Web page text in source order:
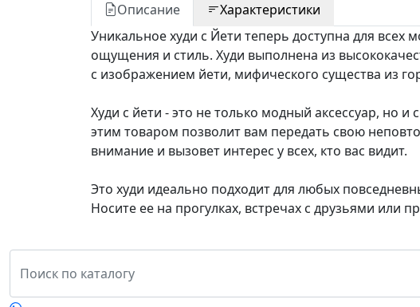
Описание
Характеристики
Уникальное худи с Йети теперь доступна для
ощущения и стиль. Худи выполнена из
с изображением йети, мифического существа из
Худи с йети - это не только модный аксессуар,
этим товаром позволит вам передать свою
внимание и вызовет интерес у всех, кто вас видит.
Это худи идеально подходит для любых
Носите ее на прогулках, встречах с друзьями или